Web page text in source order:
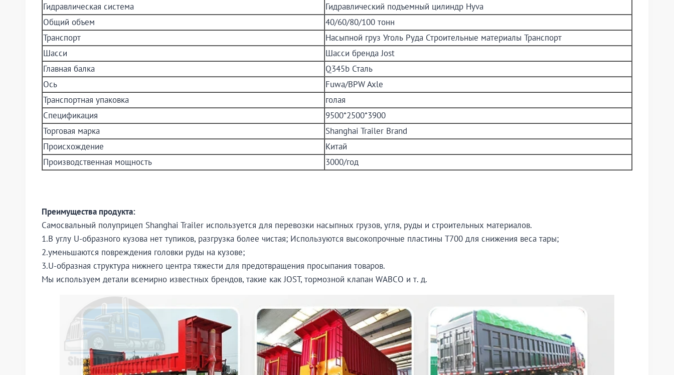
Гидравлическая система
Гидравлический подъемный цилиндр Hyva
Общий объем
40/60/80/100 тонн
Транспорт
Насыпной груз Уголь Руда Строительные материалы Транспорт
Шасси
Шасси бренда Jost
Главная балка
Q345b Сталь
Ось
Fuwa/BPW Axle
Транспортная упаковка
голая
Спецификация
9500*2500*3900
Торговая марка
Shanghai Trailer Brand
Происхождение
Китай
Производственная мощность
3000/год
Преимущества продукта:
Самосвальный полуприцеп Shanghai Trailer используется для перевозки насыпных грузов, угля, руды и строительных материалов.
1.В углу U-образного кузова нет тупиков, разгрузка более чистая; Используются высокопрочные пластины T700 для снижения веса тары;
2.уменьшаются повреждения головки руды на кузове;
3.U-образная структура нижнего центра тяжести для предотвращения просыпания товаров.
Мы используем детали всемирно известных брендов, такие как JOST, тормозной клапан WABCO и т. д.